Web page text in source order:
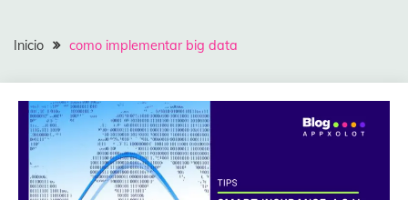
Inicio como implementar big data